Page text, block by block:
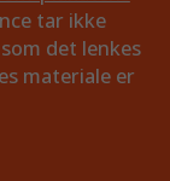
tar ikke
det lenkes
materiale er